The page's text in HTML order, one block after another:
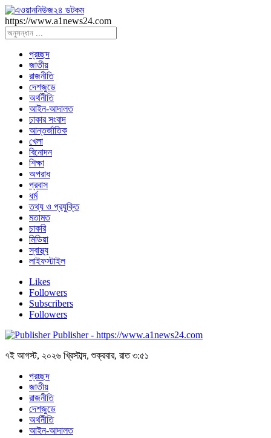
https://www.a1news24.com
প্রচ্ছদ
জাতীয়
রাজনীতি
দেশজুডে
অর্থনীতি
আইন-আদালত
ঢাকার সংবাদ
আন্তর্জাতিক
খেলা
বিনোদন
শিক্ষা
অপরাধ
প্রবাস
ধর্ম
তথ্য ও প্রযুক্তি
মতামত
চাকরি
মিডিয়া
স্বাস্থ্য
লাইফস্টাইল
Likes
Followers
Subscribers
Followers
Publisher - https://www.a1news24.com
৭ই আগস্ট, ২০২৬ খ্রিস্টাব্দ, শুক্রবার, রাত ৩:৫১
প্রচ্ছদ
জাতীয়
রাজনীতি
দেশজুডে
অর্থনীতি
আইন-আদালত